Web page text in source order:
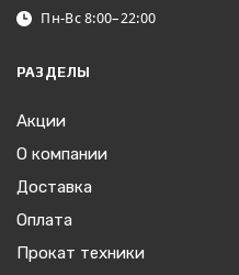
Пн-Вс 8:00–22:00
РАЗДЕЛЫ
Акции
О компании
Доставка
Оплата
Прокат техники